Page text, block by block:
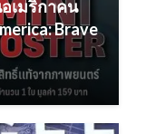
เมริกาคน
Brave